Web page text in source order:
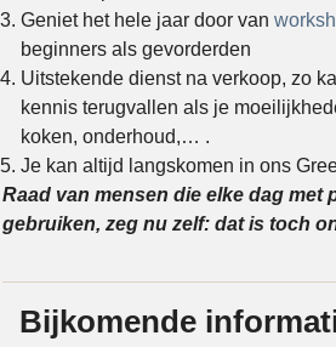
Geniet het hele jaar door van
beginners als gevorderden
Uitstekende dienst na verkoop, zo
kennis terugvallen als je
koken, onderhoud,… .
Je kan altijd langskomen in ons
Raad van mensen die elke dag met
gebruiken, zeg nu zelf: dat is toch
Bijkomende